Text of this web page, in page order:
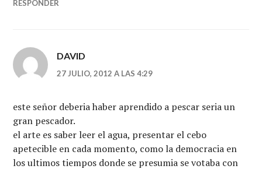
RESPONDER
DAVID
27 JULIO, 2012 A LAS 4:29
este señor deberia haber aprendido a pescar seria un
gran pescador.
el arte es saber leer el agua, presentar el cebo
apetecible en cada momento, como la democracia en
los ultimos tiempos donde se presumia se votaba con